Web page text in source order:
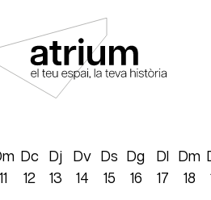
11
Dc
12
Dj
13
Dv
14
Ds
15
Dg
16
Dl
17
Dm
18